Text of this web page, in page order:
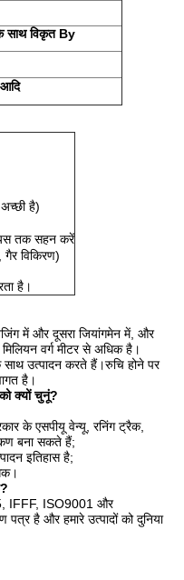
साथ विकृत By
है)
तक सहन करें
विकिरण)
है।
में और दूसरा जियांगमेन में, और
मिलियन वर्ग मीटर से अधिक है।
उत्पादन करते हैं।रुचि होने पर
है।
क्यों चुनूं?
के एसपीयू वेन्यू, रनिंग ट्रैक,
बना सकते हैं;
इतिहास है;
IFFF, ISO9001 और
है और हमारे उत्पादों को दुनिया